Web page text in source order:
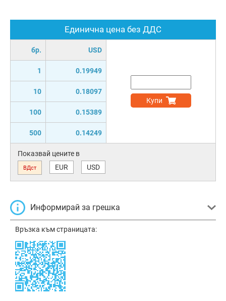
Единична цена без ДДС
бр. USD
1 0.19949
10 0.18097
100 0.15389
500 0.14249
Купи
Показвай цените в
ВДст EUR USD
Информирай за грешка
Връзка към страницата: